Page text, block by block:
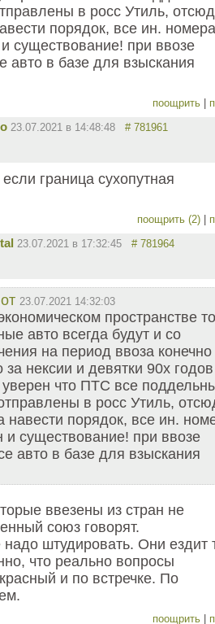
в росс Утиль,
порядок, все ин. номера
существование! при ввозе
авто в базе для взыскания
поощрить
23.07.2021 в 14:48:48 # 781961
граница сухопутная
поощрить (2)
23.07.2021 в 17:32:45 # 781964
от 23.07.2021 14:32:03
пространстве то
авто всегда будут и со
на период ввоза конечно
за нексии и девятки 90х
что ПТС все
в росс Утиль,
навести порядок, все ин.
и существование! при ввозе
авто в базе для взыскания
ввезены из стран не
союз говорят.
штудировать. Они ездит
что реально вопросы
и по встречке. По
поощрить